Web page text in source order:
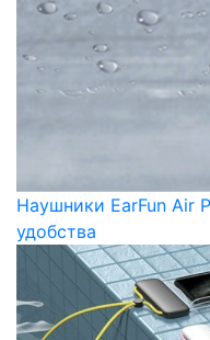
Наушники EarFun Air
удобства